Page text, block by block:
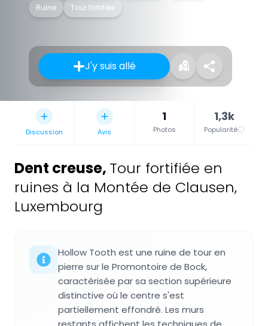
Ruine
Tour fortifiée
J'y suis allé
Discussion Avis
1
Photos
1,3k
Popularité
Dent creuse, Tour fortifiée en
ruines à la Montée de Clausen,
Luxembourg
Hollow Tooth est une ruine de tour en
pierre sur le Promontoire de Bock,
caractérisée par sa section supérieure
distinctive où le centre s'est
partiellement effondré. Les murs